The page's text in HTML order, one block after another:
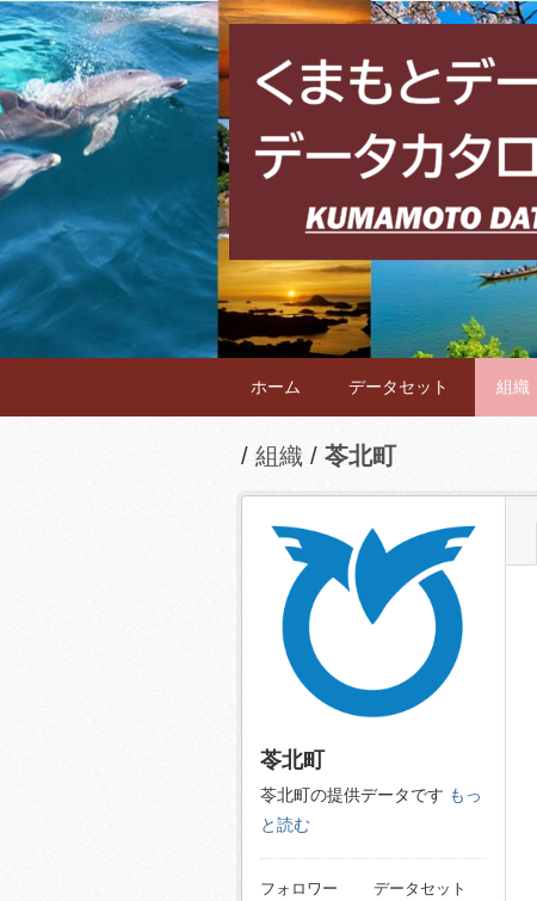
ホーム データセット 組織
組織 苓北町
苓北町
苓北町の提供データです もっ
と読む
フォロワー データセット